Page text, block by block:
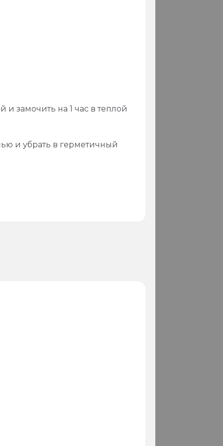
замочить на 1 час в теплой
и убрать в герметичный